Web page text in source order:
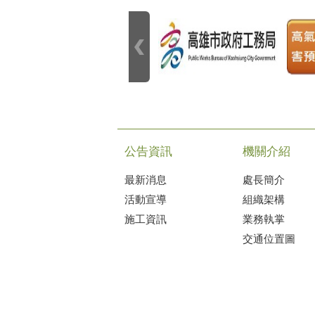
公告資訊
最新消息
活動宣導
施工資訊
機關介紹
處長簡介
組織架構
業務執掌
交通位置圖